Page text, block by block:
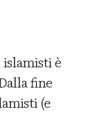
islamisti è
fine
(e